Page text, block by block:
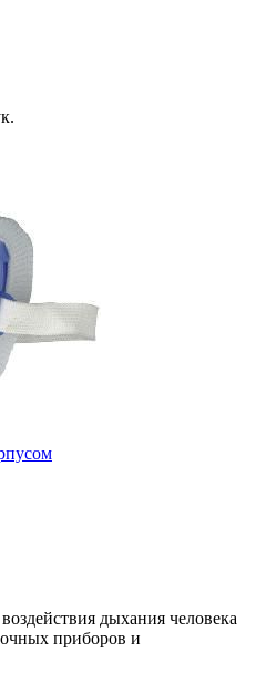
дыхания человека
приборов и